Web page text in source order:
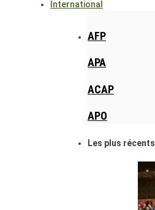
International
AFP
APA
ACAP
APO
Les plus récents